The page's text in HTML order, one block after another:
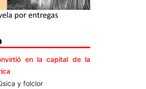
en la capital de la
y folclor